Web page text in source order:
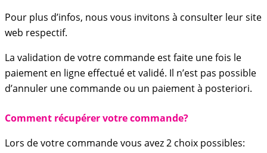
Pour plus d’infos, nous vous invitons à consulter leur site
web respectif.
La validation de votre commande est faite une fois le
paiement en ligne effectué et validé. Il n’est pas possible
d’annuler une commande ou un paiement à posteriori.
Comment récupérer votre commande?
Lors de votre commande vous avez 2 choix possibles: